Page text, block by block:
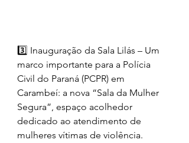
3️⃣ Inauguração da Sala Lilás – Um
marco importante para a Polícia
Civil do Paraná (PCPR) em
Carambeí: a nova “Sala da Mulher
Segura”, espaço acolhedor
dedicado ao atendimento de
mulheres vítimas de violência.